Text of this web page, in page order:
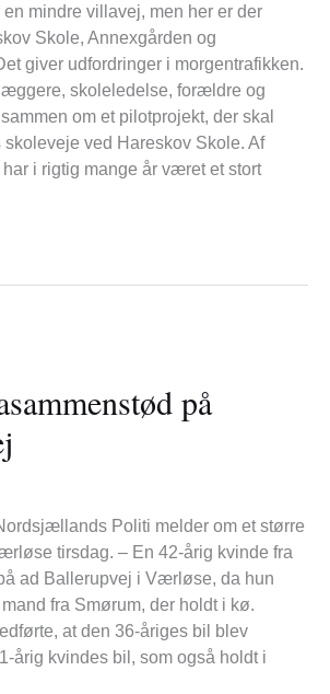
mindre villavej, men her er der
Skole, Annexgården og
giver udfordringer i morgentrafikken.
skoleledelse, forældre og
om et pilotprojekt, der skal
skoleveje ved Hareskov Skole. Af
i rigtig mange år været et stort
på
Politi melder om et større
tirsdag. – En 42-årig kvinde fra
ad Ballerupvej i Værløse, da hun
fra Smørum, der holdt i kø.
at den 36-åriges bil blev
årig kvindes bil, som også holdt i